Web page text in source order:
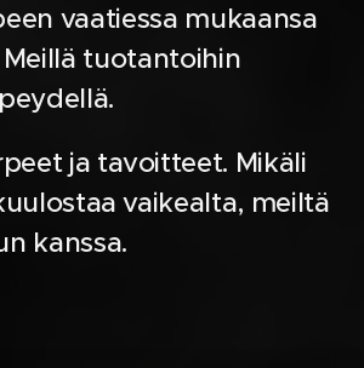
vaatiessa mukaansa
tuotantoihin
ja tavoitteet. Mikäli
vaikealta, meiltä
kanssa.